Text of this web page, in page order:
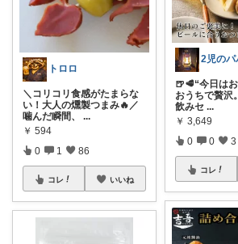
トロロ
＼コリコリ食感がたまらな
い！大人の燻製つまみ🔥／
噛んだ瞬間、
...
￥ 594
0 1 86
コレ いいね
🍺🥩“今日は
おうちで贅沢
飲みセ ...
￥ 3,649
0 0 3
コレ